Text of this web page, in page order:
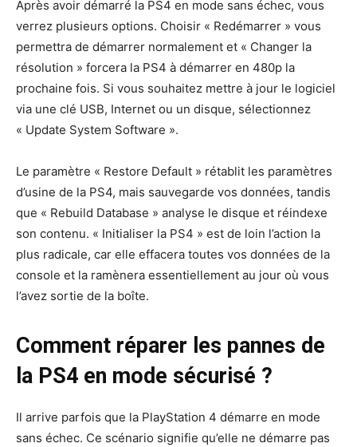
Après avoir démarré la PS4 en mode sans échec, vous
verrez plusieurs options. Choisir « Redémarrer » vous
permettra de démarrer normalement et « Changer la
résolution » forcera la PS4 à démarrer en 480p la
prochaine fois. Si vous souhaitez mettre à jour le logiciel
via une clé USB, Internet ou un disque, sélectionnez
« Update System Software ».
Le paramètre « Restore Default » rétablit les paramètres
d’usine de la PS4, mais sauvegarde vos données, tandis
que « Rebuild Database » analyse le disque et réindexe
son contenu. « Initialiser la PS4 » est de loin l’action la
plus radicale, car elle effacera toutes vos données de la
console et la ramènera essentiellement au jour où vous
l’avez sortie de la boîte.
Comment réparer les pannes de
la PS4 en mode sécurisé ?
Il arrive parfois que la PlayStation 4 démarre en mode
sans échec. Ce scénario signifie qu’elle ne démarre pas